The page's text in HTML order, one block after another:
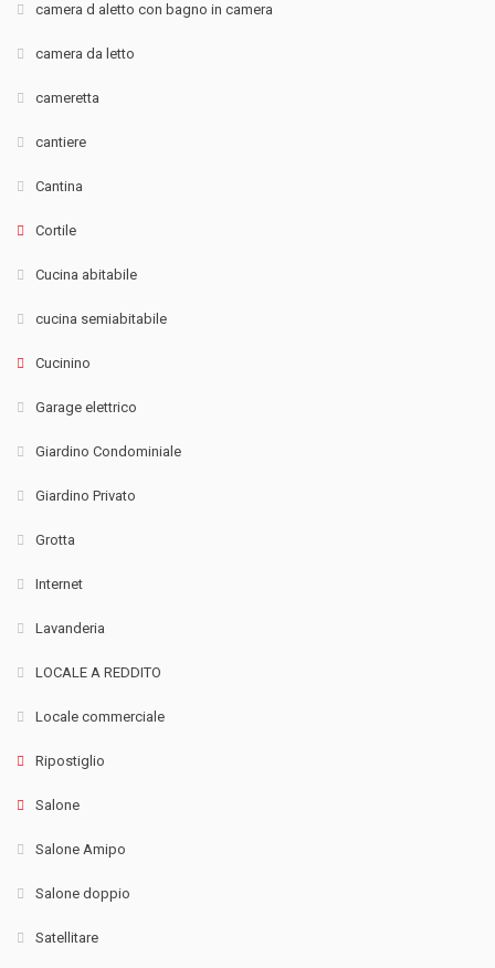
camera d aletto con bagno in camera
camera da letto
cameretta
cantiere
Cantina
Cortile
Cucina abitabile
cucina semiabitabile
Cucinino
Garage elettrico
Giardino Condominiale
Giardino Privato
Grotta
Internet
Lavanderia
LOCALE A REDDITO
Locale commerciale
Ripostiglio
Salone
Salone Amipo
Salone doppio
Satellitare